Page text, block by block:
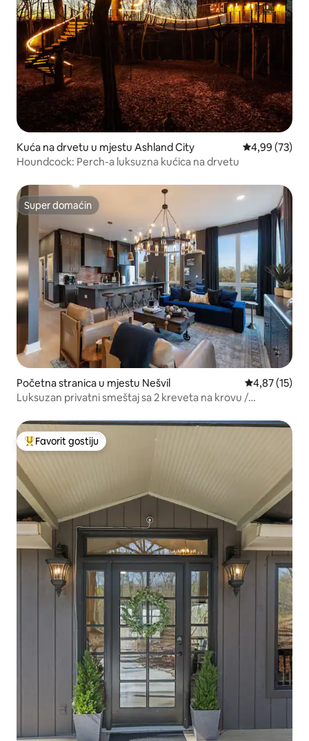
Kuća na drvetu u mjestu Ashland City prosječna
4,99 (73)
Houndcock: Perch-a luksuzna kućica na drvetu
Super domaćin
Super domaćin
Početna stranica u mjestu Nešvil prosječna
4,87 (15)
Luksuzan privatni smeštaj sa 2 kreveta na krovu /
Glavni favorit gostiju
Favorit gostiju